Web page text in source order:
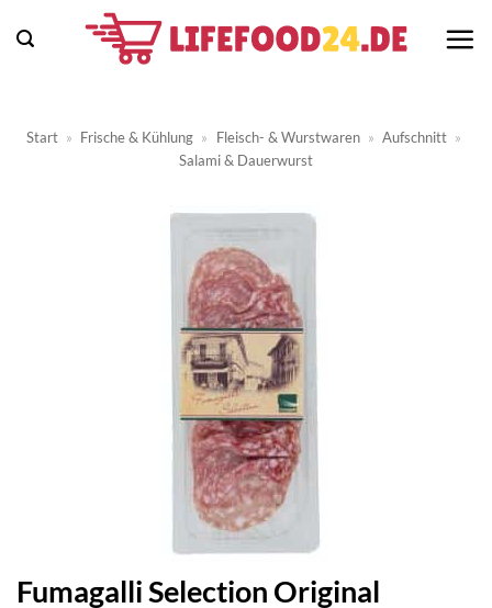
Inhalt
Start » Frische & Kühlung » Fleisch- & Wurstwaren » Aufschnitt »
Salami & Dauerwurst
Fumagalli Selection Original